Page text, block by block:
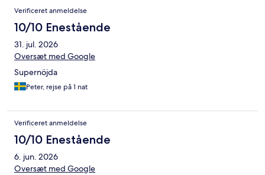
Verificeret anmeldelse
10/10 Enestående
31. jul. 2026
Oversæt med Google
Supernöjda
Peter, rejse på 1 nat
Verificeret anmeldelse
10/10 Enestående
6. jun. 2026
Oversæt med Google